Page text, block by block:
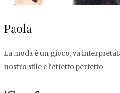
Paola
La moda è un gioco, va
nostro stile e l'effetto perfetto